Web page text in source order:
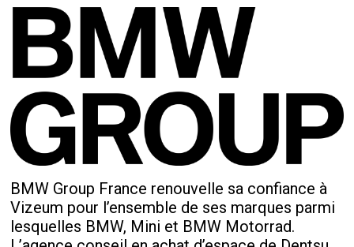
BMW Group France renouvelle sa confiance à
Vizeum pour l’ensemble de ses marques parmi
lesquelles BMW, Mini et BMW Motorrad.